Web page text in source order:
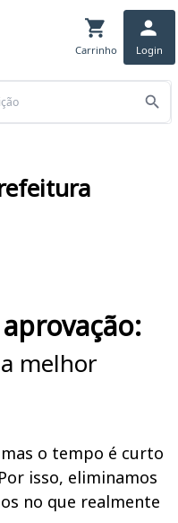
Carrinho Login
melhor
o tempo é curto
isso, eliminamos
no que realmente